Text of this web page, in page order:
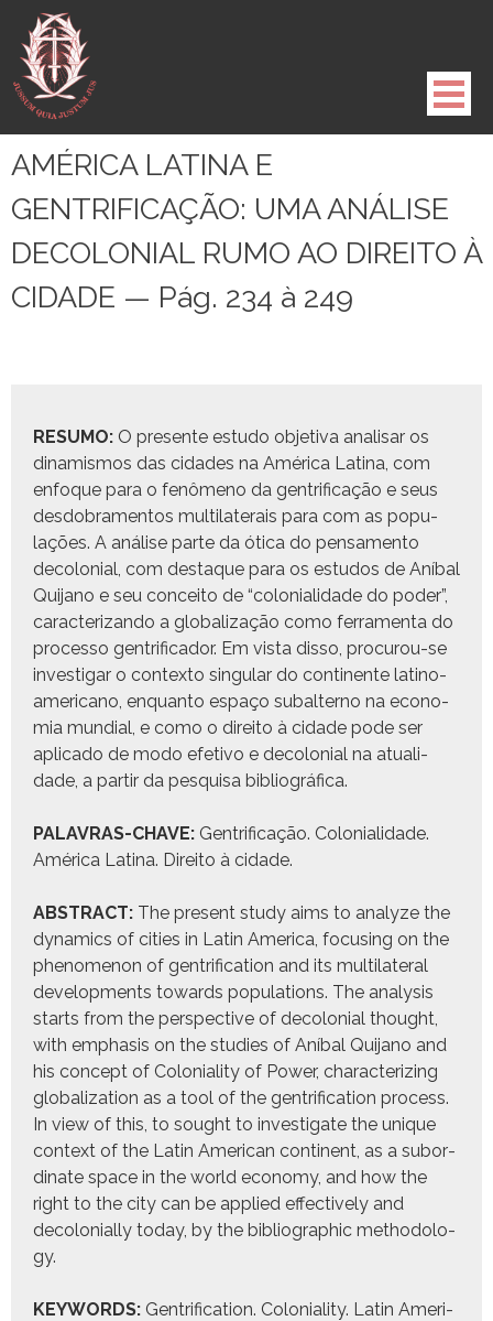
para
conteúdo
AMÉRICA LATINA E
GENTRIFICAÇÃO: UMA ANÁLISE
DECOLONIAL RUMO AO DIREITO À
CIDADE — Pág. 234 à 249
RESUMO: O pre­sente estu­do obje­ti­va anal­is­ar os
dinamis­mos das cidades na Améri­ca Lati­na, com
enfoque para o fenô­meno da gen­tri­fi­cação e seus
des­do­bra­men­tos mul­ti­lat­erais para com as pop­u­
lações. A análise parte da óti­ca do pen­sa­men­to
decolo­nial, com destaque para os estu­dos de Aníbal
Qui­jano e seu con­ceito de “colo­nial­i­dade do poder”,
car­ac­ter­i­zan­do a glob­al­iza­ção como fer­ra­men­ta do
proces­so gen­tri­fi­cador. Em vista dis­so, procurou-se
inves­ti­gar o con­tex­to sin­gu­lar do con­ti­nente lati­no-
amer­i­cano, enquan­to espaço sub­al­ter­no na econo­
mia mundi­al, e como o dire­ito à cidade pode ser
apli­ca­do de modo efe­ti­vo e decolo­nial na atu­al­i­
dade, a par­tir da pesquisa bib­li­ográ­fi­ca.
PALAVRAS-CHAVE: Gen­tri­fi­cação. Colo­nial­i­dade.
Améri­ca Lati­na. Dire­ito à cidade.
ABSTRACT: The present study aims to ana­lyze the
dynam­ics of cities in Latin Amer­i­ca, focus­ing on the
phe­nom­e­non of gen­tri­fi­ca­tion and its mul­ti­lat­er­al
devel­op­ments towards pop­u­la­tions. The analy­sis
starts from the per­spec­tive of decolo­nial thought,
with empha­sis on the stud­ies of Aníbal Qui­jano and
his con­cept of Colo­nial­i­ty of Pow­er, char­ac­ter­iz­ing
glob­al­iza­tion as a tool of the gen­tri­fi­ca­tion process.
In view of this, to sought to inves­ti­gate the unique
con­text of the Latin Amer­i­can con­ti­nent, as a sub­or­
di­nate space in the world econ­o­my, and how the
right to the city can be applied effec­tive­ly and
decolo­nial­ly today, by the bib­li­o­graph­ic method­ol­o­
gy.
KEYWORDS: Gen­tri­fi­ca­tion. Colo­nial­i­ty. Latin Amer­i­